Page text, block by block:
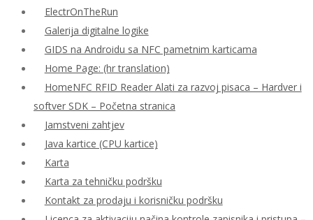
ElectrOnTheRun
Galerija digitalne logike
GIDS na Androidu sa NFC pametnim karticama
Home Page: (hr translation)
HomeNFC RFID Reader Alati za razvoj pisaca – Hardver i
softver SDK – Početna stranica
Jamstveni zahtjev
Java kartice (CPU kartice)
Karta
Karta za tehničku podršku
Kontakt za prodaju i korisničku podršku